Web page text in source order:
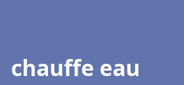
chauffe eau